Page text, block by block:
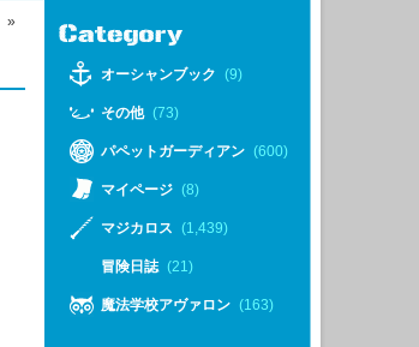
»
オーシャンブック (9)
その他 (73)
パペットガーディアン (600)
マイページ (8)
マジカロス (1,439)
冒険日誌 (21)
魔法学校アヴァロン (163)